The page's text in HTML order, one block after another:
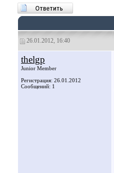
26.01.2012, 16:40
thelgp
Junior Member
Регистрация: 26.01.2012
Сообщений: 1